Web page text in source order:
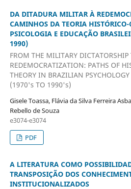
DA DITADURA MILITAR À
CAMINHOS DA TEORIA
PSICOLOGIA E EDUCAÇÃO
1990)
FROM THE MILITARY DICTATORSHIP
REDEMOCRATIZATION: PATHS OF
THEORY IN BRAZILIAN
(1970's TO 1990's)
Gisele Toassa, Flávia da Silva Ferreira
Rebello de Souza
e3074-e3074
PDF
A LITERATURA COMO
TRANSPOSIÇÃO DOS
INSTITUCIONALIZADOS